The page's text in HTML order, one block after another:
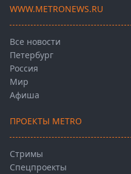
WWW.METRONEWS.RU
Все новости
Петербург
Россия
Мир
Афиша
ПРОЕКТЫ METRO
Стримы
Спецпроекты